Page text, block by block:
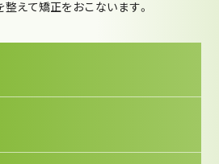
えて矯正をおこないます。